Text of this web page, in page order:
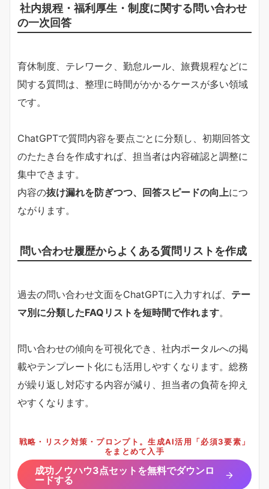
社内規程・福利厚生・制度に関する問い合わせ
の一次回答
育休制度、テレワーク、勤怠ルール、旅費規程などに
関する質問は、整理に時間がかかるケースが多い領域
です。
ChatGPTで質問内容を要点ごとに分類し、初期回答文
のたたき台を作成すれば、担当者は内容確認と調整に
集中できます。
内容の抜け漏れを防ぎつつ、回答スピードの向上につ
ながります。
問い合わせ履歴からよくある質問リストを作成
過去の問い合わせ文面をChatGPTに入力すれば、 テー
マ別に分類したFAQリストを短時間で作れます。
問い合わせの傾向を可視化でき、社内ポータルへの掲
載やテンプレート化にも活用しやすくなります。総務
が繰り返し対応する内容が減り、担当者の負荷を抑え
やすくなります。
戦略・リスク対策・プロンプト。生成AI活用「必須3要素」
をまとめて入手
成功ノウハウ3点セットを無料でダウンロ
ードする